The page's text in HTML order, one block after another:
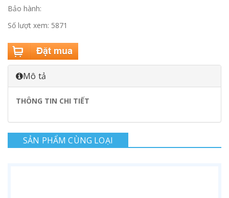
Bảo hành:
Số lượt xem: 5871
Mô tả
THÔNG TIN CHI TIẾT
SẢN PHẨM CÙNG LOẠI